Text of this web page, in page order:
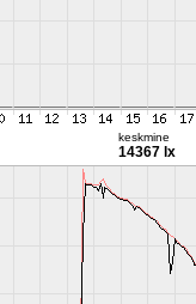
keskmine
14367 lx